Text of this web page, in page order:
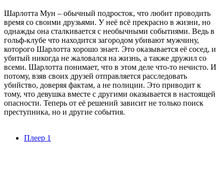
Шарлотта Мун – обычный подросток, что любит проводить
время со своими друзьями. У неё всё прекрасно в жизни, но
однажды она сталкивается с необычными событиями. Ведь в
гольф-клубе что находится загородом убивают мужчину,
которого Шарлотта хорошо знает. Это оказывается её сосед, и
убитый никогда не жаловался на жизнь, а также дружил со
всеми. Шарлотта понимает, что в этом деле что-то нечисто. И
потому, взяв своих друзей отправляется расследовать
убийство, доверяя фактам, а не полиции. Это приводит к
тому, что девушка вместе с другими оказывается в настоящей
опасности. Теперь от её решений зависит не только поиск
преступника, но и другие события.
Плеер 1